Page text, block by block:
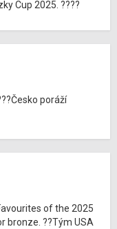
Cup 2025. ????
poráží
of the 2025
bronze. ??Tým USA